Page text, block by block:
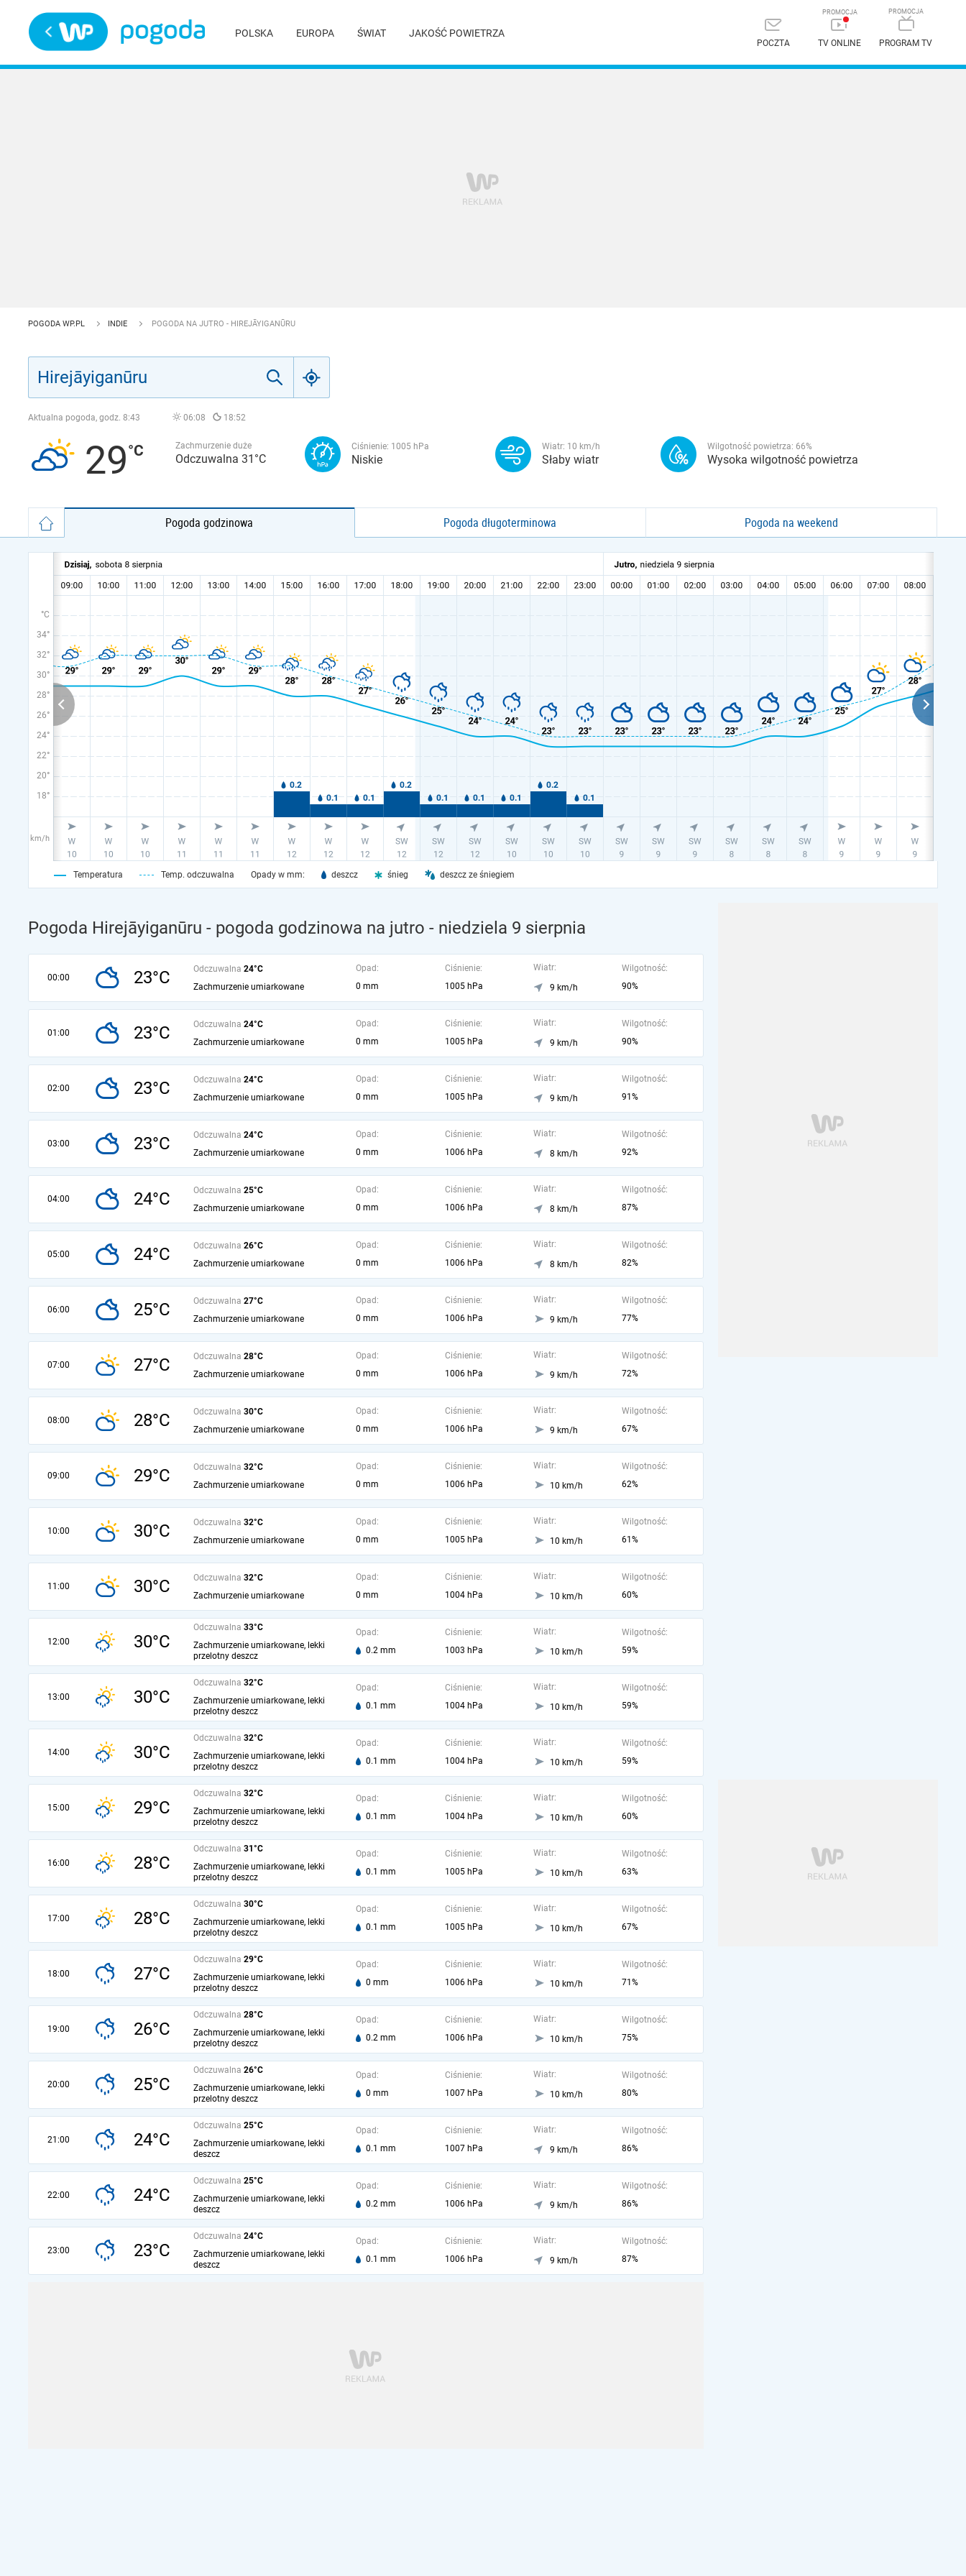
POLSKA EUROPA ŚWIAT JAKOŚĆ POWIETRZA
POCZTA TV ONLINE PROGRAM TV
POGODA WP.PL INDIE POGODA NA JUTRO - HIREJĀYIGANŪRU
Aktualna pogoda, godz. 8:43 06:08 18:52
29 Zachmurzenie duże
Odczuwalna 31°C
Ciśnienie: 1005 hPa
Niskie
Wiatr: 10 km/h
Słaby wiatr
Wilgotność powietrza: 66%
Wysoka wilgotność powietrza
Pogoda godzinowa Pogoda długoterminowa Pogoda na weekend
°C
34°
32°
30°
28°
26°
24°
22°
20°
18°
km/h
Temperatura Temp. odczuwalna Opady w mm: deszcz śnieg deszcz ze śniegiem
Pogoda Hirejāyiganūru - pogoda godzinowa na jutro - niedziela 9 sierpnia
00:00 23°C Odczuwalna 24°C
Zachmurzenie umiarkowane
Opad:
0 mm
Ciśnienie:
1005 hPa
Wiatr:
9 km/h
Wilgotność:
90%
01:00 23°C Odczuwalna 24°C
Zachmurzenie umiarkowane
Opad:
0 mm
Ciśnienie:
1005 hPa
Wiatr:
9 km/h
Wilgotność:
90%
02:00 23°C Odczuwalna 24°C
Zachmurzenie umiarkowane
Opad:
0 mm
Ciśnienie:
1005 hPa
Wiatr:
9 km/h
Wilgotność:
91%
03:00 23°C Odczuwalna 24°C
Zachmurzenie umiarkowane
Opad:
0 mm
Ciśnienie:
1006 hPa
Wiatr:
8 km/h
Wilgotność:
92%
04:00 24°C Odczuwalna 25°C
Zachmurzenie umiarkowane
Opad:
0 mm
Ciśnienie:
1006 hPa
Wiatr:
8 km/h
Wilgotność:
87%
05:00 24°C Odczuwalna 26°C
Zachmurzenie umiarkowane
Opad:
0 mm
Ciśnienie:
1006 hPa
Wiatr:
8 km/h
Wilgotność:
82%
06:00 25°C Odczuwalna 27°C
Zachmurzenie umiarkowane
Opad:
0 mm
Ciśnienie:
1006 hPa
Wiatr:
9 km/h
Wilgotność:
77%
07:00 27°C Odczuwalna 28°C
Zachmurzenie umiarkowane
Opad:
0 mm
Ciśnienie:
1006 hPa
Wiatr:
9 km/h
Wilgotność:
72%
08:00 28°C Odczuwalna 30°C
Zachmurzenie umiarkowane
Opad:
0 mm
Ciśnienie:
1006 hPa
Wiatr:
9 km/h
Wilgotność:
67%
09:00 29°C Odczuwalna 32°C
Zachmurzenie umiarkowane
Opad:
0 mm
Ciśnienie:
1006 hPa
Wiatr:
10 km/h
Wilgotność:
62%
10:00 30°C Odczuwalna 32°C
Zachmurzenie umiarkowane
Opad:
0 mm
Ciśnienie:
1005 hPa
Wiatr:
10 km/h
Wilgotność:
61%
11:00 30°C Odczuwalna 32°C
Zachmurzenie umiarkowane
Opad:
0 mm
Ciśnienie:
1004 hPa
Wiatr:
10 km/h
Wilgotność:
60%
12:00 30°C
Odczuwalna 33°C
Zachmurzenie umiarkowane, lekki
przelotny deszcz
Opad:
0.2 mm
Ciśnienie:
1003 hPa
Wiatr:
10 km/h
Wilgotność:
59%
13:00 30°C
Odczuwalna 32°C
Zachmurzenie umiarkowane, lekki
przelotny deszcz
Opad:
0.1 mm
Ciśnienie:
1004 hPa
Wiatr:
10 km/h
Wilgotność:
59%
14:00 30°C
Odczuwalna 32°C
Zachmurzenie umiarkowane, lekki
przelotny deszcz
Opad:
0.1 mm
Ciśnienie:
1004 hPa
Wiatr:
10 km/h
Wilgotność:
59%
15:00 29°C
Odczuwalna 32°C
Zachmurzenie umiarkowane, lekki
przelotny deszcz
Opad:
0.1 mm
Ciśnienie:
1004 hPa
Wiatr:
10 km/h
Wilgotność:
60%
16:00 28°C
Odczuwalna 31°C
Zachmurzenie umiarkowane, lekki
przelotny deszcz
Opad:
0.1 mm
Ciśnienie:
1005 hPa
Wiatr:
10 km/h
Wilgotność:
63%
17:00 28°C
Odczuwalna 30°C
Zachmurzenie umiarkowane, lekki
przelotny deszcz
Opad:
0.1 mm
Ciśnienie:
1005 hPa
Wiatr:
10 km/h
Wilgotność:
67%
18:00 27°C
Odczuwalna 29°C
Zachmurzenie umiarkowane, lekki
przelotny deszcz
Opad:
0 mm
Ciśnienie:
1006 hPa
Wiatr:
10 km/h
Wilgotność:
71%
19:00 26°C
Odczuwalna 28°C
Zachmurzenie umiarkowane, lekki
przelotny deszcz
Opad:
0.2 mm
Ciśnienie:
1006 hPa
Wiatr:
10 km/h
Wilgotność:
75%
20:00 25°C
Odczuwalna 26°C
Zachmurzenie umiarkowane, lekki
przelotny deszcz
Opad:
0 mm
Ciśnienie:
1007 hPa
Wiatr:
10 km/h
Wilgotność:
80%
21:00 24°C
Odczuwalna 25°C
Zachmurzenie umiarkowane, lekki
deszcz
Opad:
0.1 mm
Ciśnienie:
1007 hPa
Wiatr:
9 km/h
Wilgotność:
86%
22:00 24°C
Odczuwalna 25°C
Zachmurzenie umiarkowane, lekki
deszcz
Opad:
0.2 mm
Ciśnienie:
1006 hPa
Wiatr:
9 km/h
Wilgotność:
86%
23:00 23°C
Odczuwalna 24°C
Zachmurzenie umiarkowane, lekki
deszcz
Opad:
0.1 mm
Ciśnienie:
1006 hPa
Wiatr:
9 km/h
Wilgotność:
87%